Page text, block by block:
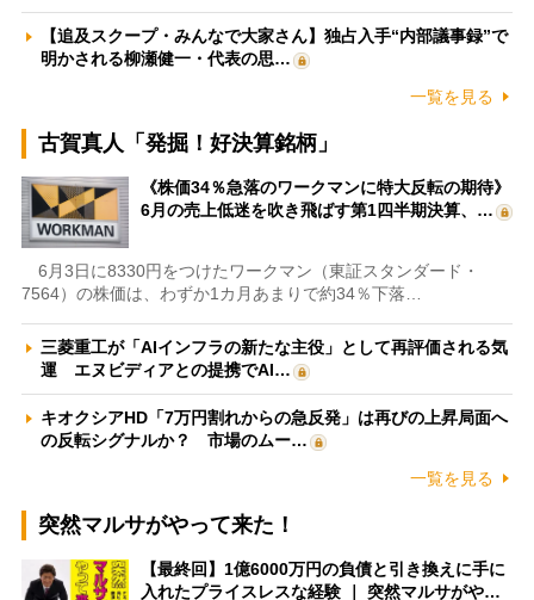
【追及スクープ・みんなで大家さん】独占入手“内部議事録”で
明かされる柳瀬健一・代表の思…
一覧を見る
古賀真人「発掘！好決算銘柄」
《株価34％急落のワークマンに特大反転の期待》
6月の売上低迷を吹き飛ばす第1四半期決算、…
6月3日に8330円をつけたワークマン（東証スタンダード・
7564）の株価は、わずか1カ月あまりで約34％下落…
三菱重工が「AIインフラの新たな主役」として再評価される気
運 エヌビディアとの提携でAI…
キオクシアHD「7万円割れからの急反発」は再びの上昇局面へ
の反転シグナルか？ 市場のムー…
一覧を見る
突然マルサがやって来た！
【最終回】1億6000万円の負債と引き換えに手に
入れたプライスレスな経験 ｜ 突然マルサがや…